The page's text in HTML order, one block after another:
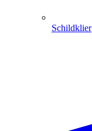
Schildklier